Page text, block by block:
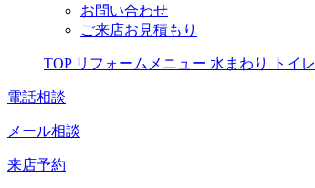
お問い合わせ
ご来店お見積もり
TOP リフォームメニュー 水まわり トイレ
電話相談
メール相談
来店予約